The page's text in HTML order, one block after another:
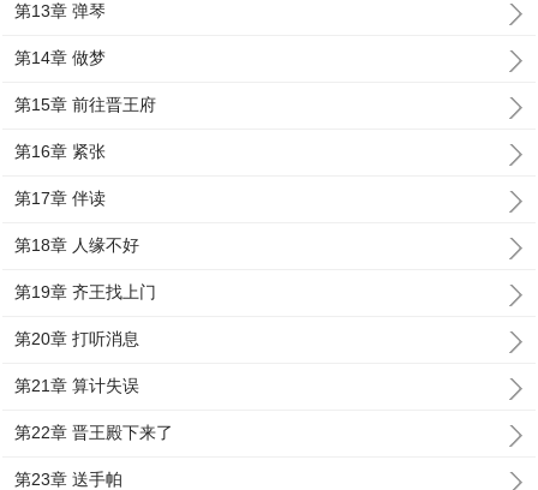
第13章 弹琴
第14章 做梦
第15章 前往晋王府
第16章 紧张
第17章 伴读
第18章 人缘不好
第19章 齐王找上门
第20章 打听消息
第21章 算计失误
第22章 晋王殿下来了
第23章 送手帕